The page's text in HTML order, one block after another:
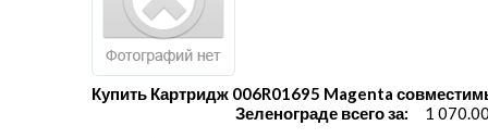
Купить Картридж 006R01695 Magenta
Зеленограде всего за:
1